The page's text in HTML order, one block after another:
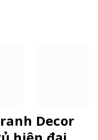
Decor